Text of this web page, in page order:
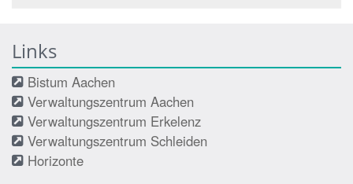
Links
Bistum Aachen
Verwaltungszentrum Aachen
Verwaltungszentrum Erkelenz
Verwaltungszentrum Schleiden
Horizonte